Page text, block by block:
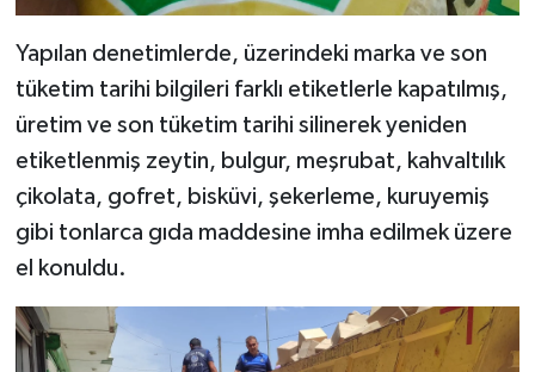
Yapılan denetimlerde, üzerindeki marka ve son
tüketim tarihi bilgileri farklı etiketlerle kapatılmış,
üretim ve son tüketim tarihi silinerek yeniden
etiketlenmiş zeytin, bulgur, meşrubat, kahvaltılık
çikolata, gofret, bisküvi, şekerleme, kuruyemiş
gibi tonlarca gıda maddesine imha edilmek üzere
el konuldu.